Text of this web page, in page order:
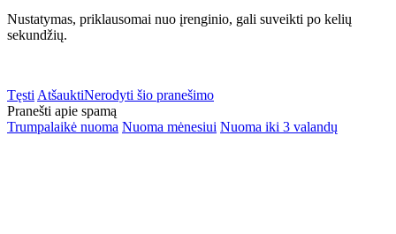
Nustatymas, priklausomai nuo įrenginio, gali suveikti po kelių
sekundžių.
Tęsti AtšauktiNerodyti šio pranešimo
Pranešti apie spamą
Trumpalaikė nuoma Nuoma mėnesiui Nuoma iki 3 valandų